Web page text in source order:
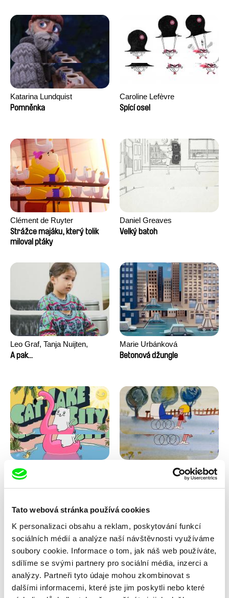
Tato webová stránka používá cookies
K personalizaci obsahu a reklam, poskytování funkcí
sociálních médií a analýze naší návštěvnosti využíváme
soubory cookie. Informace o tom, jak náš web používáte,
sdílíme se svými partnery pro sociální média, inzerci a
analýzy. Partneři tyto údaje mohou zkombinovat s
dalšími informacemi, které jste jim poskytli nebo které
Katarina Lundquist
Pomněnka
Caroline Lefèvre
Spící osel
Clément de Ruyter
Strážce majáku, který tolik
miloval ptáky
Daniel Greaves
Velký batoh
Leo Graf, Tanja Nuijten,
Raphael Stalder
A pak...
Marie Urbánková
Betonová džungle
Antje Heyn
Cat Lake City
Iva Ćirić Marita Mayer